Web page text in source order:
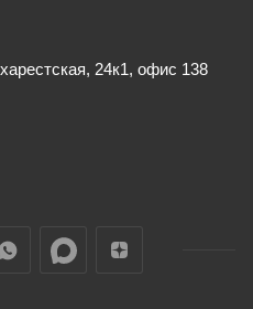
24к1, офис 138